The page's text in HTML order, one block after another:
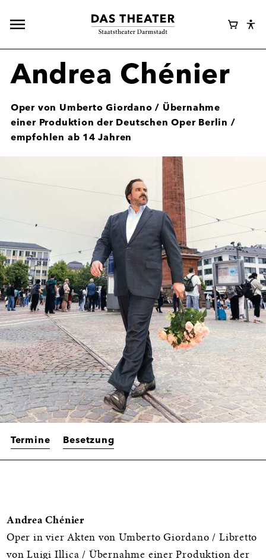
Hauptnavigation
Webshop
Andrea Chénier
Oper von Umberto Giordano / Übernahme
einer Produktion der Deutschen Oper Berlin /
empfohlen ab 14 Jahren
Termine Besetzung
Informationen
Andrea Chénier
Oper in vier Akten von Umberto Giordano / Libretto
von Luigi Illica / Übernahme einer Produktion der